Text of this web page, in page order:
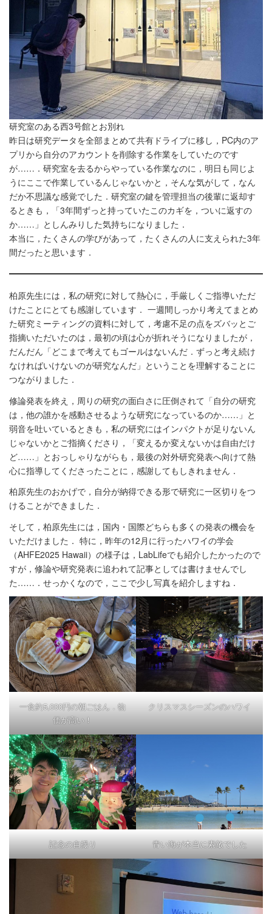
研究室のある西3号館とお別れ
昨日は研究データを全部まとめて共有ドライブに移し，PC内のア
プリから自分のアカウントを削除する作業をしていたのです
が……．研究室を去るからやっている作業なのに，明日も同じよ
うにここで作業しているんじゃないかと，そんな気がして，なん
だか不思議な感覚でした．研究室の鍵を管理担当の後輩に返却す
るときも，「3年間ずっと持っていたこのカギを，ついに返すの
か……」としんみりした気持ちになりました．
本当に，たくさんの学びがあって，たくさんの人に支えられた3年
間だったと思います．
柏原先生には，私の研究に対して熱心に，手厳しくご指導いただ
けたことにとても感謝しています． 一週間しっかり考えてまとめ
た研究ミーティングの資料に対して，考慮不足の点をズバッとご
指摘いただいたのは，最初の頃は心が折れそうになりましたが，
だんだん「どこまで考えてもゴールはないんだ．ずっと考え続け
なければいけないのが研究なんだ」ということを理解することに
つながりました．
修論発表を終え，周りの研究の面白さに圧倒されて「自分の研究
は，他の誰かを感動させるような研究になっているのか……」と
弱音を吐いているときも，私の研究にはインパクトが足りないん
じゃないかとご指摘くださり，「変えるか変えないかは自由だけ
ど……」とおっしゃりながらも，最後の対外研究発表へ向けて熱
心に指導してくださったことに，感謝してもしきれません．
柏原先生のおかげで，自分が納得できる形で研究に一区切りをつ
けることができました．
そして，柏原先生には，国内・国際どちらも多くの発表の機会を
いただけました． 特に，昨年の12月に行ったハワイの学会
（AHFE2025 Hawaii）の様子は，LabLifeでも紹介したかったので
すが，修論や研究発表に追われて記事としては書けませんでし
た……．せっかくなので，ここで少し写真を紹介しますね．
一食約5,000円の朝ごはん．物
価が高い！
クリスマスシーズンのハワイ
記念の自撮り 青い海が本当に素敵でした